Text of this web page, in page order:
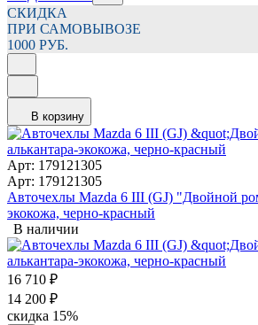
СКИДКА
ПРИ САМОВЫВОЗЕ
1000 РУБ.
В корзину
Арт: 179121305
Арт: 179121305
Авточехлы Mazda 6 III (GJ) "Двойной
экокожа, черно-красный
В наличии
16 710 ₽
14 200 ₽
скидка 15%